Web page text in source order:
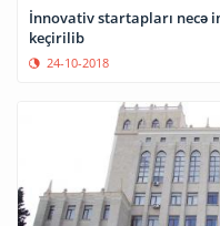
İnnovativ startapları necə
keçirilib
24-10-2018